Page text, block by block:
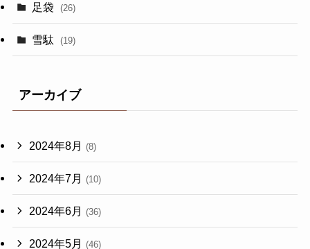
足袋 (26)
雪駄 (19)
アーカイブ
2024年8月 (8)
2024年7月 (10)
2024年6月 (36)
2024年5月 (46)